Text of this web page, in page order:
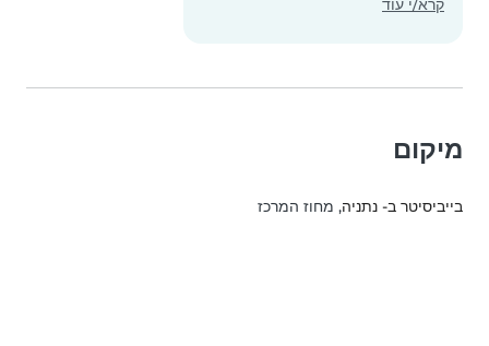
קרא/י עוד
מיקום
בייביסיטר ב- נתניה, מחוז המרכז